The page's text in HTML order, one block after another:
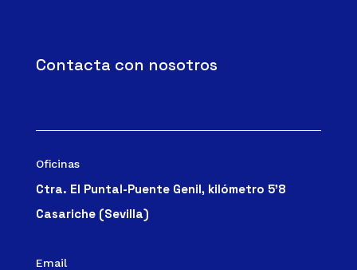
Contacta con nosotros
Oficinas
Ctra. El Puntal-Puente Genil, kilómetro 5’8
Casariche (Sevilla)
Email